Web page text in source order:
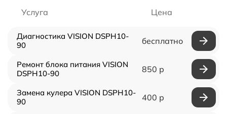
Услуга Цена
Диагностика VISION DSPH10-
90
бесплатно
Ремонт блока питания VISION
DSPH10-90
850 р
Замена кулера VISION DSPH10-
90
400 р